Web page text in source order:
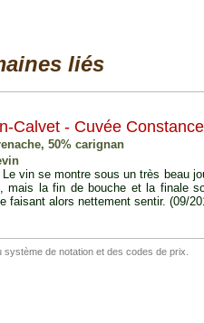
liés
Calvet - Cuvée
50% carignan
vin se montre sous un très beau
mais la fin de bouche et la finale
faisant alors nettement sentir. (09/
de notation et des codes de prix.